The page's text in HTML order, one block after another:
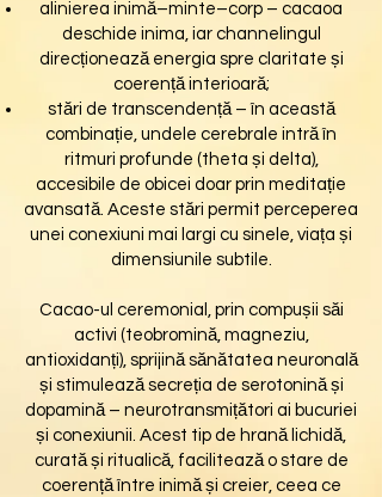
alinierea inimă–minte–corp – cacaoa
deschide inima, iar channelingul
direcționează energia spre claritate și
coerență interioară;
stări de transcendență – în această
combinație, undele cerebrale intră în
ritmuri profunde (theta și delta),
accesibile de obicei doar prin meditație
avansată. Aceste stări permit perceperea
unei conexiuni mai largi cu sinele, viața și
dimensiunile subtile.
Cacao-ul ceremonial, prin compușii săi
activi (teobromină, magneziu,
antioxidanți), sprijină sănătatea neuronală
și stimulează secreția de serotonină și
dopamină – neurotransmițători ai bucuriei
și conexiunii. Acest tip de hrană lichidă,
curată și ritualică, facilitează o stare de
coerență între inimă și creier, ceea ce